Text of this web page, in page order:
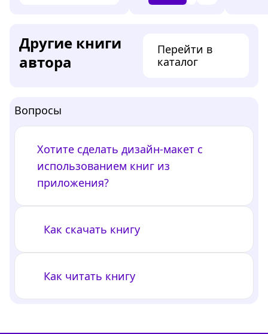
Другие книги
автора
Перейти в
каталог
Вопросы
Хотите сделать дизайн-макет с
использованием книг из
приложения?
Как скачать книгу
Как читать книгу